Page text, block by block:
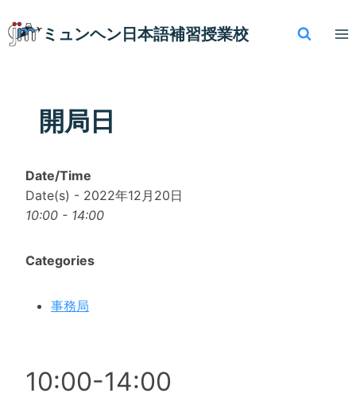
容
を
ミュンヘン​日本語補習授業校
開局日
Date/Time
Date(s) - 2022年12月20日
10:00 - 14:00
Categories
事務局
10:00-14:00